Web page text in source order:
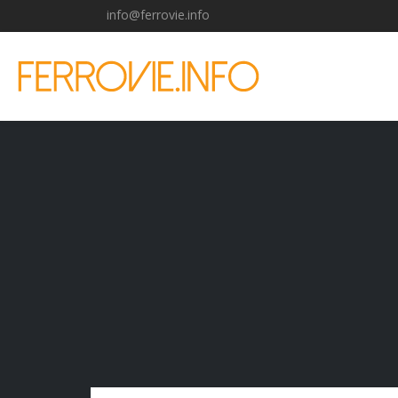
info@ferrovie.info